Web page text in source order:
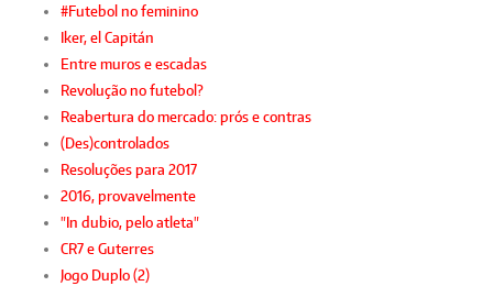
#Futebol no feminino
Iker, el Capitán
Entre muros e escadas
Revolução no futebol?
Reabertura do mercado: prós e contras
(Des)controlados
Resoluções para 2017
2016, provavelmente
"In dubio, pelo atleta"
CR7 e Guterres
Jogo Duplo (2)